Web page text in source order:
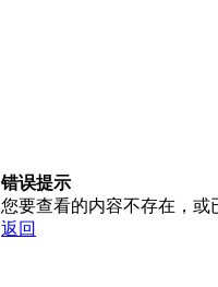
错误提示
您要查看的内容不存在，或
返回